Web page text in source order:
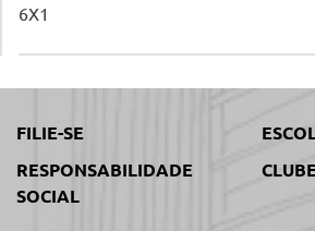
6X1
FILIE-SE
RESPONSABILIDADE
SOCIAL